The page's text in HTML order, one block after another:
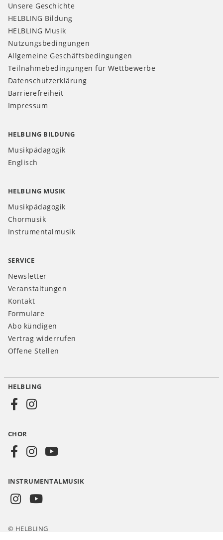
Unsere Geschichte
HELBLING Bildung
HELBLING Musik
Nutzungsbedingungen
Allgemeine Geschäftsbedingungen
Teilnahmebedingungen für Wettbewerbe
Datenschutzerklärung
Barrierefreiheit
Impressum
HELBLING BILDUNG
Musikpädagogik
Englisch
HELBLING MUSIK
Musikpädagogik
Chormusik
Instrumentalmusik
SERVICE
Newsletter
Veranstaltungen
Kontakt
Formulare
Abo kündigen
Vertrag widerrufen
Offene Stellen
Social
CH
HELBLING
CHOR
INSTRUMENTALMUSIK
© HELBLING